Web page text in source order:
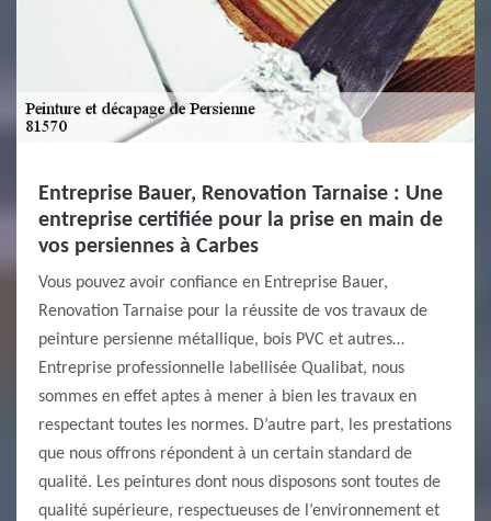
Entreprise Bauer, Renovation Tarnaise : Une
entreprise certifiée pour la prise en main de
vos persiennes à Carbes
Vous pouvez avoir confiance en Entreprise Bauer,
Renovation Tarnaise pour la réussite de vos travaux de
peinture persienne métallique, bois PVC et autres…
Entreprise professionnelle labellisée Qualibat, nous
sommes en effet aptes à mener à bien les travaux en
respectant toutes les normes. D’autre part, les prestations
que nous offrons répondent à un certain standard de
qualité. Les peintures dont nous disposons sont toutes de
qualité supérieure, respectueuses de l’environnement et